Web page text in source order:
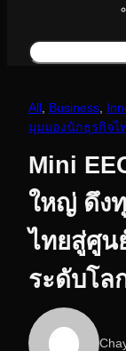
Search
All Business
มุมมองนักธุรกิจไ
Mini
ใหญ่ ดึง
ไทยสู่ศูน
ระดับโล